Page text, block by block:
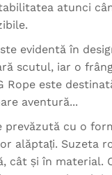
atunci
evidentă în
scutul, iar o
Rope este
aventură...
prevăzută cu o
alăptați. Suzeta
cât și în material.